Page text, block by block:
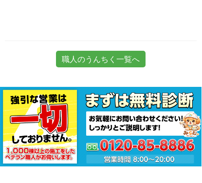
職人のうんちく一覧へ